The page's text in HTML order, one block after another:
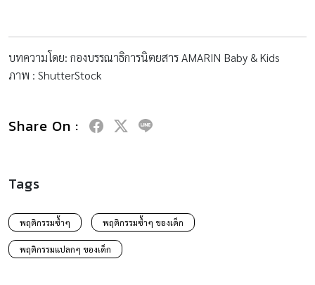
บทความโดย: กองบรรณาธิการนิตยสาร AMARIN Baby & Kids
ภาพ : ShutterStock
Share On :
Tags
พฤติกรรมซ้ำๆ พฤติกรรมซ้ำๆ ของเด็ก
พฤติกรรมแปลกๆ ของเด็ก